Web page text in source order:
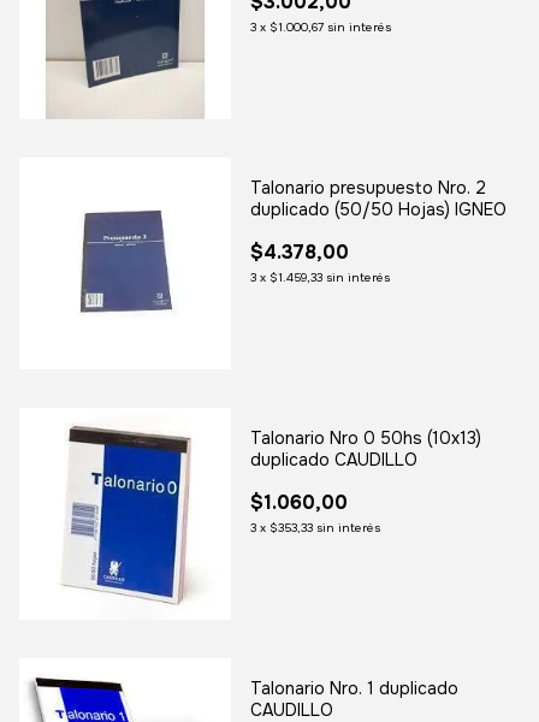
3 x $1.000,67 sin interés
Talonario presupuesto Nro. 2
duplicado (50/50 Hojas) IGNEO
$4.378,00
3 x $1.459,33 sin interés
Talonario Nro 0 50hs (10x13)
duplicado CAUDILLO
$1.060,00
3 x $353,33 sin interés
Talonario Nro. 1 duplicado
CAUDILLO